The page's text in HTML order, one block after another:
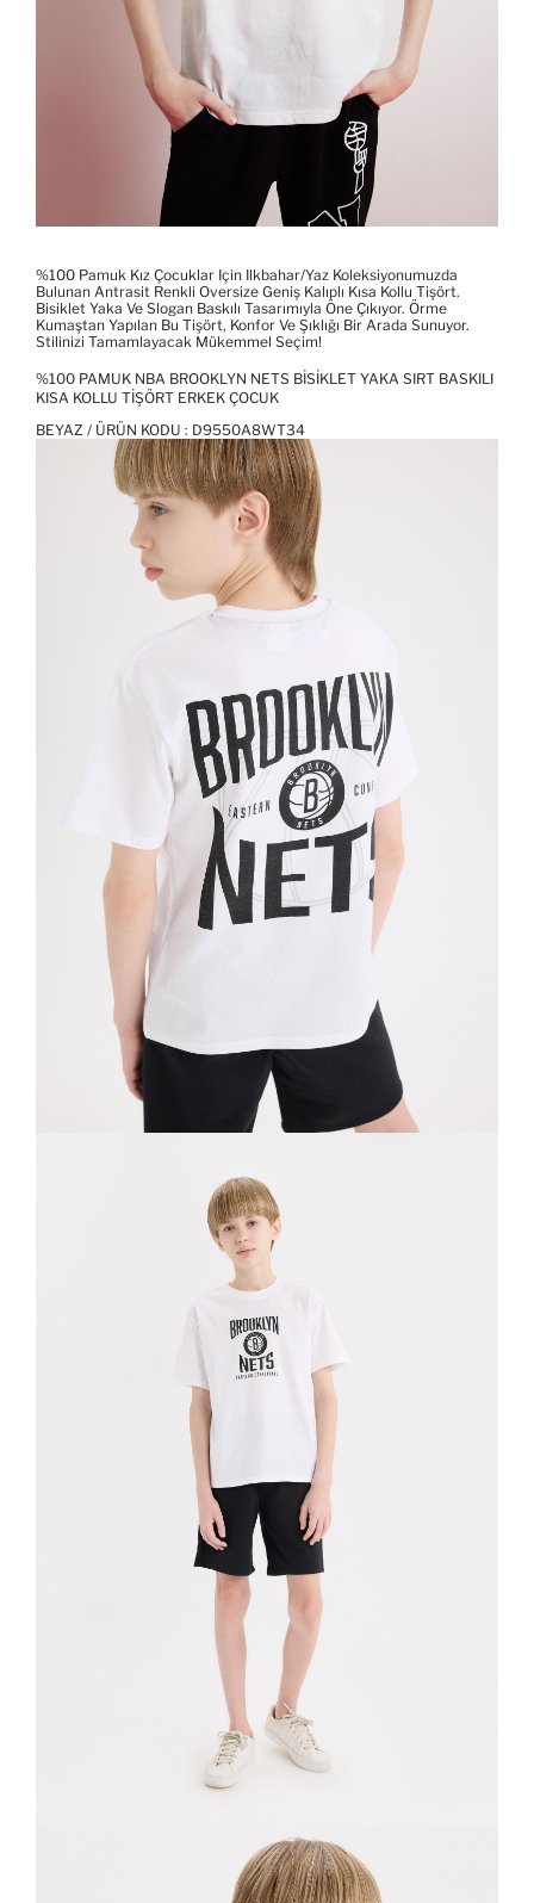
%100 Pamuk Kız Çocuklar Için Ilkbahar/yaz Koleksiyonumuzda
Bulunan Antrasit Renkli Oversize Geniş Kalıplı Kısa Kollu Tişört.
Bisiklet Yaka Ve Slogan Baskılı Tasarımıyla Öne Çıkıyor. Örme
Kumaştan Yapılan Bu Tişört, Konfor Ve Şıklığı Bir Arada Sunuyor.
Stilinizi Tamamlayacak Mükemmel Seçim!
%100 PAMUK NBA BROOKLYN NETS BISIKLET YAKA SIRT BASKILI
KISA KOLLU TIŞÖRT ERKEK ÇOCUK
BEYAZ / ÜRÜN KODU : D9550A8WT34